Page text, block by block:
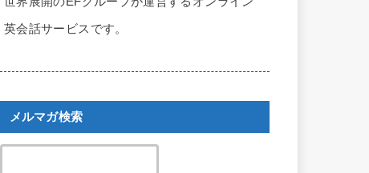
英会話サービスです。
メルマガ検索